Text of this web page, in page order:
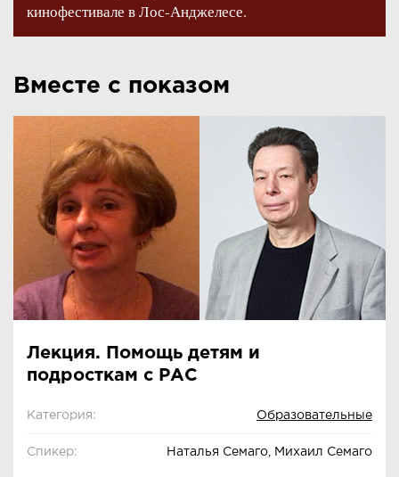
кинофестивале в Лос-Анджелесе.
Вместе с показом
Лекция. Помощь детям и
подросткам с РАС
Категория: Образовательные
Спикер: Наталья Семаго, Михаил Семаго